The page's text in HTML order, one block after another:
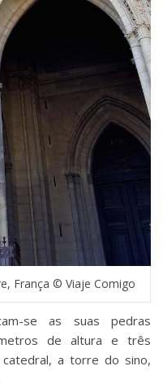
França © Viaje Comigo
se as suas pedras
de altura e três
a torre do sino,